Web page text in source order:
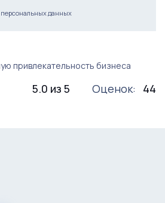
персональных данных
привлекательность бизнеса
5.0 из 5 Оценок: 44